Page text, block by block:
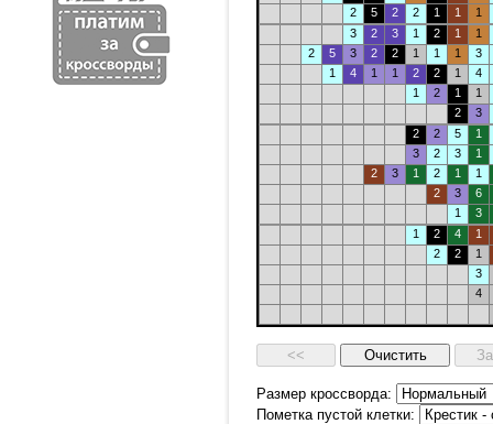
2
5 2 2 1 1
1
3
2 3 1 2 1
1
2
5 3 2 2 1 1 1
3
1
4 1 1 2 2 1
4
1
2 1
1
2
3
2
2 5
1
3
2 3
1
2
3 1 2 1
1
2
3
6
1
3
1
2 4
1
2
2
1
3
4
Размер кроссворда:
Пометка пустой клетки: